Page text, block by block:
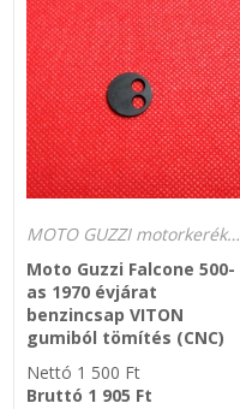
TÖMÍTŐ ZSINÓR - RAGASZTÓ
SZEMÉLY GÉPJÁRMŰ TÖMÍTÉS
TEHER-ERŐGÉP-MOZDONY TÖMÍTÉS
MODELLEZÉS-TECHNIKAI SPORT-MODELLSPORT
KOMPRESSZOR-SZIVATTYÚ TÖMÍTÉS
MOTO GUZZI motorkerékpár tömítések
Moto Guzzi Falcone 500-
as 1970 évjárat
benzincsap VITON
gumiból tömítés (CNC)
Nettó 1 500 Ft
Bruttó 1 905 Ft